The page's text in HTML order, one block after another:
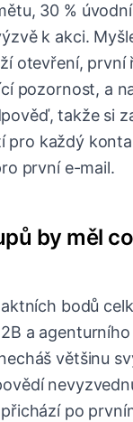
30 %
k akci.
otevření, první
pozornost, a
takže si
pro každý
první e-mail.
by měl
bodů
a
většinu
po